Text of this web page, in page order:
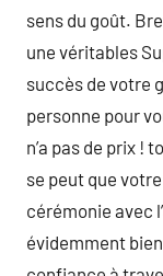
sens du goût.
une véritables
succès de votre
personne pour
n’a pas de prix !
se peut que
cérémonie avec
évidemment